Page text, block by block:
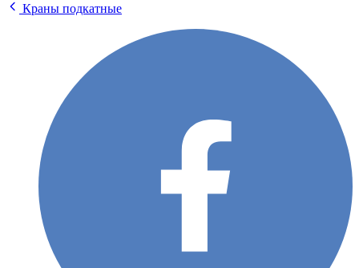
Краны подкатные